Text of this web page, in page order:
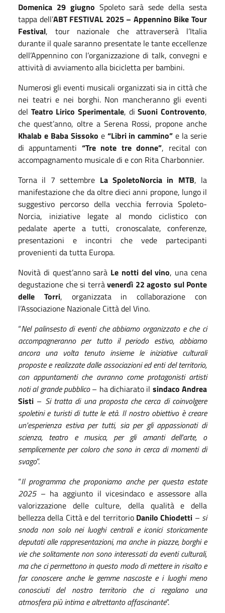
Domenica 29 giugno Spoleto sarà sede della sesta
tappa dell’ABT FESTIVAL 2025 – Appennino Bike Tour
Festival, tour nazionale che attraverserà l’Italia
durante il quale saranno presentate le tante eccellenze
dell’Appennino con l’organizzazione di talk, convegni e
attività di avviamento alla bicicletta per bambini.
Numerosi gli eventi musicali organizzati sia in città che
nei teatri e nei borghi. Non mancheranno gli eventi
del Teatro Lirico Sperimentale, diSuoni Controvento,
che quest’anno, oltre a Serena Rossi, propone anche
Khalab e Baba Sissoko e “Libri in cammino” e la serie
di appuntamenti “Tre note tre donne”, recital con
accompagnamento musicale di e con Rita Charbonnier.
Torna il 7 settembre La SpoletoNorcia in MTB, la
manifestazione che da oltre dieci anni propone, lungo il
suggestivo percorso della vecchia ferrovia Spoleto-
Norcia, iniziative legate al mondo ciclistico con
pedalate aperte a tutti, cronoscalate, conferenze,
presentazioni e incontri che vede partecipanti
provenienti da tutta Europa.
Novità di quest’anno sarà Le notti del vino, una cena
degustazione che si terràvenerdì 22 agosto sul Ponte
delle Torri, organizzata in collaborazione con
l’Associazione Nazionale Città del Vino.
“Nel palinsesto di eventi che abbiamo organizzato e che ci
accompagneranno per tutto il periodo estivo, abbiamo
ancora una volta tenuto insieme le iniziative culturali
proposte e realizzate dalle associazioni ed enti del territorio,
con appuntamenti che avranno come protagonisti artisti
noti al grande pubblico– ha dichiarato il sindaco Andrea
Sisti – Si tratta di una proposta che cerca di coinvolgere
spoletini e turisti di tutte le età. Il nostro obiettivo è creare
un'esperienza estiva per tutti, sia per gli appassionati di
scienza, teatro e musica, per gli amanti dell'arte, o
semplicemente per coloro che sono in cerca di momenti di
svago”.
“Il programma che proponiamo anche per questa estate
2025 – ha aggiunto il vicesindaco e assessore alla
valorizzazione delle culture, della qualità e della
bellezza della Città e del territorio Danilo Chiodetti – si
snoda non solo nei luoghi centrali e iconici storicamente
deputati alle rappresentazioni, ma anche in piazze, borghi e
vie che solitamente non sono interessati da eventi culturali,
ma che ci permettono in questo modo di mettere in risalto e
far conoscere anche le gemme nascoste e i luoghi meno
conosciuti del nostro territorio che ci regalano una
atmosfera più intima e altrettanto affascinante”.